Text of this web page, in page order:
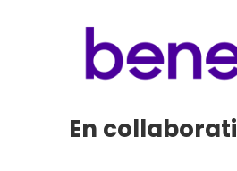
En